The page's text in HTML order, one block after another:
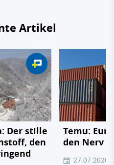
Artikel
Der stille
den
Temu:
den Nerv
27.07.2026